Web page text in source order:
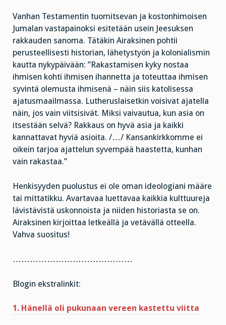
Vanhan Testamentin tuomitsevan ja kostonhimoisen
Jumalan vastapainoksi esitetään usein Jeesuksen
rakkauden sanoma. Tätäkin Airaksinen pohtii
perusteellisesti historian, lähetystyön ja kolonialismin
kautta nykypäivään: ”Rakastamisen kyky nostaa
ihmisen kohti ihmisen ihannetta ja toteuttaa ihmisen
syvintä olemusta ihmisenä – näin siis katolisessa
ajatusmaailmassa. Lutheruslaisetkin voisivat ajatella
näin, jos vain viitsisivät. Miksi vaivautua, kun asia on
itsestään selvä? Rakkaus on hyvä asia ja kaikki
kannattavat hyviä asioita. /…/ Kansankirkkomme ei
oikein tarjoa ajattelun syvempää haastetta, kunhan
vain rakastaa.”
Henkisyyden puolustus ei ole oman ideologiani määre
tai mittatikku. Avartavaa luettavaa kaikkia kulttuureja
lävistävistä uskonnoista ja niiden historiasta se on.
Airaksinen kirjoittaa letkeällä ja vetävällä otteella.
Vahva suositus!
……………………………………
Blogin ekstralinkit:
1. Hänellä oli pukunaan vereen kastettu viitta